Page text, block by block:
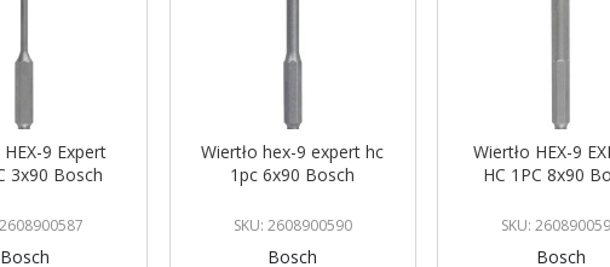
9 Expert
3x90 Bosch
Bosch
Wiertło hex-9 expert hc
1pc 6x90 Bosch
SKU: 2608900590
Bosch
Wiertło HEX-9
HC 1PC 8x90
SKU:
Bosch